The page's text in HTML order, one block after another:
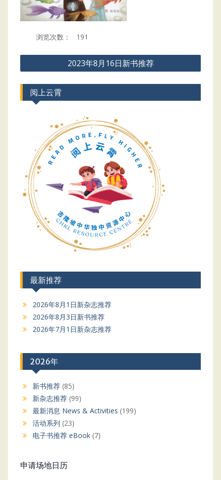
浏览次数： 191
Post
navigation
2023年8月16日新书推荐
阅上云霄
最新推荐
2026年8月1日新杂志推荐
2026年8月3日新书推荐
2026年7月1日新杂志推荐
2026年
新书推荐(85)
新杂志推荐(99)
最新消息 News & Activities (199)
活动系列 (23)
电子书推荐 eBook(7)
申请场地日历